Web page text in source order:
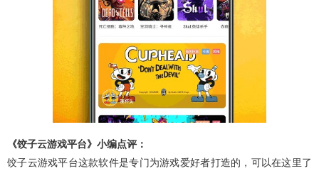
《饺子云游戏平台》小编点评：
饺子云游戏平台这款软件是专门为游戏爱好者打造的，可以在这里了